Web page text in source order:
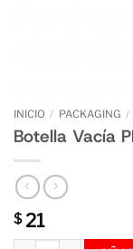
INICIO / PACKAGING /
Botella Vacía
$21